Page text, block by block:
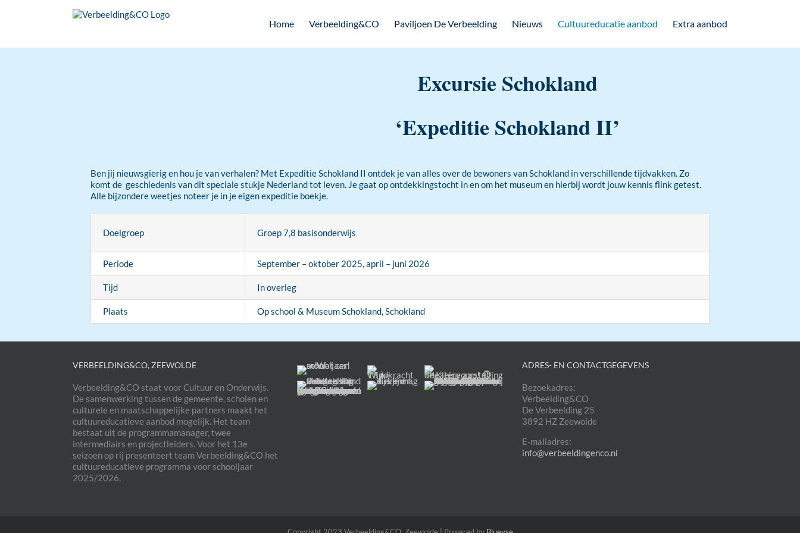
Home Verbeelding&CO Paviljoen De Verbeelding Nieuws Cultuureducatie aanbod Extra aanbod
Excursie Schokland
‘Expeditie Schokland II’
Ben jij nieuwsgierig en hou je van verhalen? Met Expeditie Schokland II ontdek je van alles over de bewoners van Schokland in verschillende tijdvakken. Zo
komt de geschiedenis van dit speciale stukje Nederland tot leven. Je gaat op ontdekkingstocht in en om het museum en hierbij wordt jouw kennis flink getest.
Alle bijzondere weetjes noteer je in je eigen expeditie boekje.
Doelgroep Groep 7,8 basisonderwijs
Periode September – oktober 2025, april – juni 2026
Tijd In overleg
Plaats Op school & Museum Schokland, Schokland
VERBEELDING&CO, ZEEWOLDE
Verbeelding&CO staat voor Cultuur en Onderwijs.
De samenwerking tussen de gemeente, scholen en
culturele en maatschappelijke partners maakt het
cultuureducatieve aanbod mogelijk. Het team
bestaat uit de programmamanager, twee
intermediairs en projectleiders. Voor het 13e
seizoen op rij presenteert team Verbeelding&CO het
cultuureducatieve programma voor schooljaar
2025/2026.
ADRES- EN CONTACTGEGEVENS
Bezoekadres:
Verbeelding&CO
De Verbeelding 25
3892 HZ Zeewolde
E-mailadres:
info@verbeeldingenco.nl